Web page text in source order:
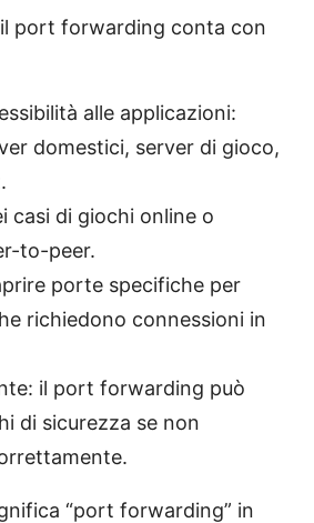
il port forwarding conta con
alle applicazioni:
domestici, server di gioco,
casi di giochi online o
to-peer.
porte specifiche per
richiedono connessioni in
il port forwarding può
di sicurezza se non
“port forwarding” in